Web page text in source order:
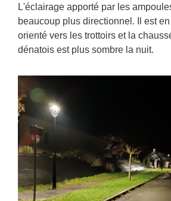
L'éclairage apporté par les
beaucoup plus directionnel. Il est
orienté vers les trottoirs et la
dénatois est plus sombre la nuit.